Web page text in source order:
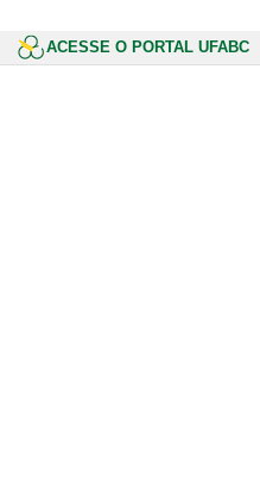
ACESSE O PORTAL UFABC